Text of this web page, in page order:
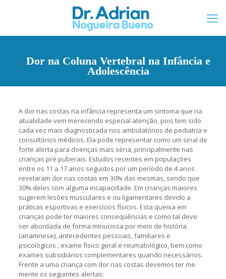
Dor na Coluna Vertebral na Infância e
Adolescência
A dor nas costas na infância representa um sintoma que na
atualidade vem merecendo especial atenção, pois tem sido
cada vez mais diagnosticada nos ambulatórios de pediatria e
consultórios médicos. Ela pode representar como um sinal de
forte alerta para doenças mais séria, principalmente nas
crianças pré puberais. Estudos recentes em populações
entre os 11 a 17 anos seguidos por um período de 4 anos
revelaram dor nas costas em 30% das mesmas, sendo que
30% deles com alguma incapacidade. Em crianças maiores
sugerem lesões musculares e ou ligamentares devido a
práticas esportivas e exercícios físicos. Esta queixa em
crianças pode ter maiores conseqüências e como tal deve
ser abordada de forma minuciosa por meio de história
(anamnese), antecedentes pessoais, familiares e
psicológicos , exame físico geral e reumatológico, bem como
exames subsidiários complementares quando necessários.
Frente a uma criança com dor nas costas devemos ter me
mente os seguintes alertas: